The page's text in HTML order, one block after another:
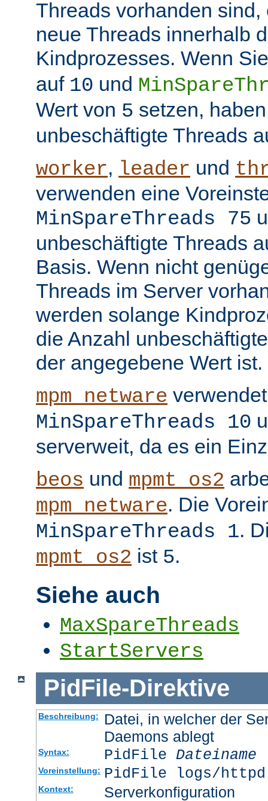
Threads vorhanden
neue Threads innerhalb
Kindprozesses. Wenn
auf 10 und
Wert von 5 setzen,
unbeschäftigte Threads
worker, leader und
verwenden eine
MinSpareThreads 75
unbeschäftigte Threads
Basis. Wenn nicht
Threads im Server
werden solange
die Anzahl
der angegebene Wert ist.
mpm_netware
MinSpareThreads 10
serverweit, da es ein
beos und mpmt_os2
mpm_netware. Die
MinSpareThreads 1.
mpmt_os2 ist 5.
Siehe auch
MaxSpareThreads
StartServers
PidFile-Direktive
Beschreibung:
Datei, in welcher der
Daemons ablegt
Syntax: PidFile Dateiname
Voreinstellung: PidFile logs/
Kontext: Serverkonfiguration